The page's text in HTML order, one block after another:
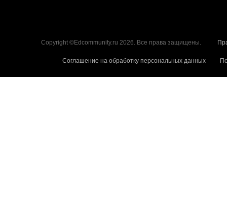
Copyright ©Edcommunity.ru 2026. Все права защищены.
Соглашение на обработку персональных данных